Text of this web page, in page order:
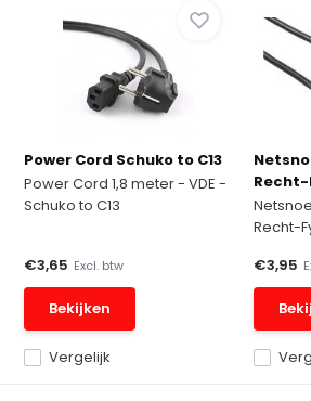
Power Cord Schuko to C13
Power Cord 1,8 meter - VDE -
Schuko to C13
Vergelijk
€3,65 Excl. btw
Bekijken
Recht-
Recht-
€3,95